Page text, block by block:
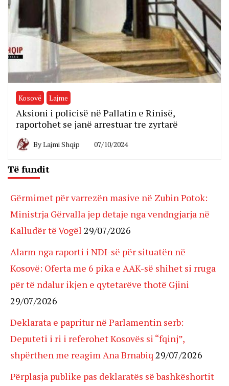
Kosovë Lajme
Aksioni i policisë në Pallatin e Rinisë,
raportohet se janë arrestuar tre zyrtarë
ByLajmi Shqip 07/10/2024
Të fundit
Gërmimet për varrezën masive në Zubin Potok:
Ministrja Gërvalla jep detaje nga vendngjarja në
Kalludër të Vogël 29/07/2026
Alarm nga raporti i NDI-së për situatën në
Kosovë: Oferta me 6 pika e AAK-së shihet si rruga
për të ndalur ikjen e qytetarëve thotë Gjini
29/07/2026
Deklarata e papritur në Parlamentin serb:
Deputeti i ri i referohet Kosovës si “fqinj”,
shpërthen me reagim Ana Brnabiq 29/07/2026
Përplasja publike pas deklaratës së bashkëshortit